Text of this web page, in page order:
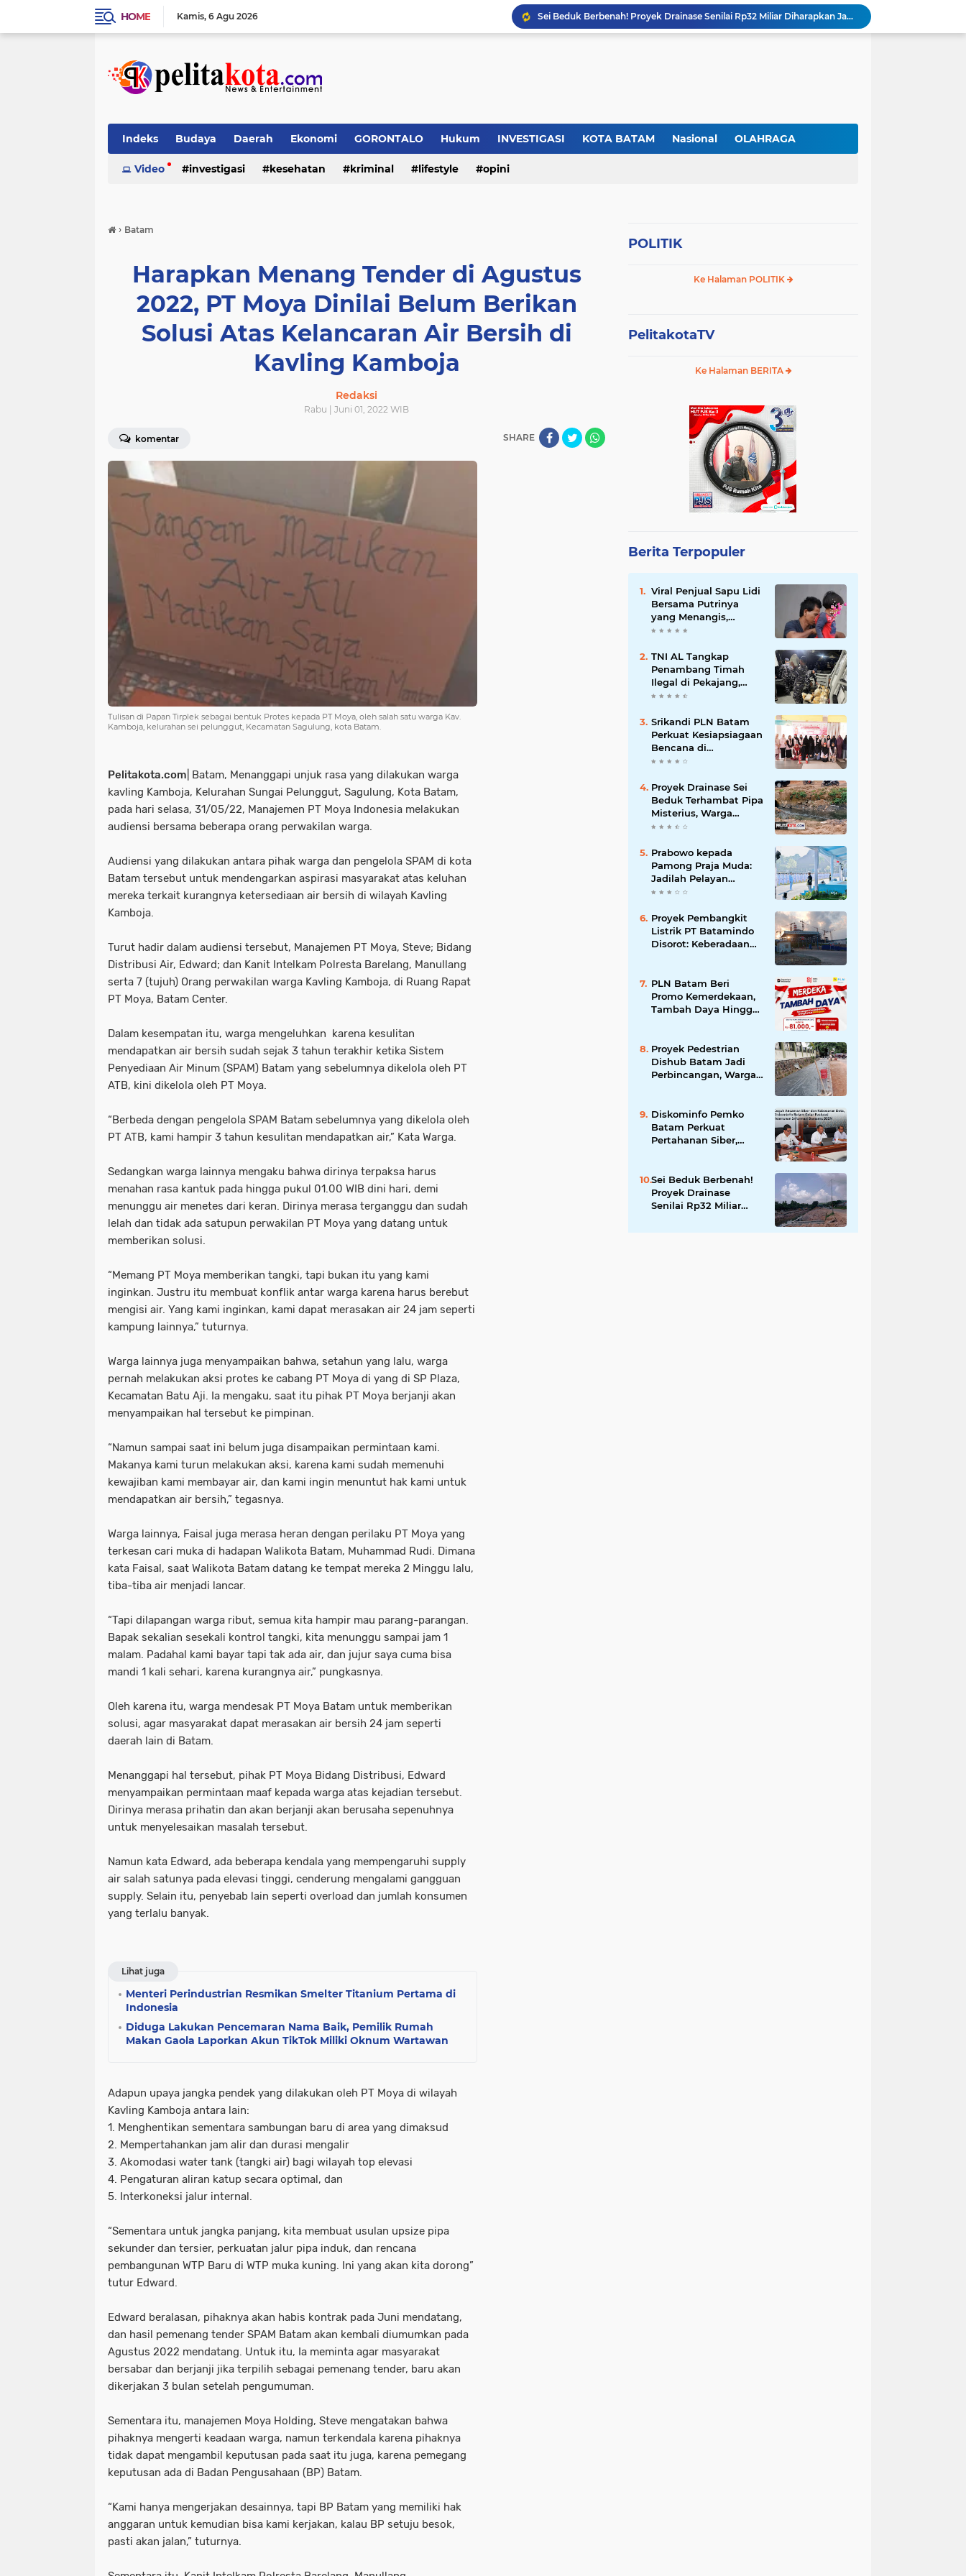
HOME Kamis 6 Agu 2026
Sei Beduk Berbenah! Proyek Drainase Senilai Rp32 Miliar Diharapkan Jadi Solusi Permanen Atasi Banjir
Viral Penjual Sapu Lidi Bersama Putrinya yang Menangis, Tamparan Keras di Tengah Maraknya Korupsi
Trotoar Baru di Depan Cammo Industrial Park Diduga Dibongkar demi Akses Ruko, Pejalan Kaki Kecewa
Indeks Budaya Daerah Ekonomi GORONTALO Hukum INVESTIGASI KOTA BATAM Nasional OLAHRAGA
Pendidikan Politik Sosial
Video investigasi kesehatan kriminal lifestyle opini
› Batam
Harapkan Menang Tender di Agustus
2022, PT Moya Dinilai Belum Berikan
Solusi Atas Kelancaran Air Bersih di
Kavling Kamboja
Redaksi
Rabu | Juni 01, 2022 WIB
komentar SHARE
Tulisan di Papan Tirplek sebagai bentuk Protes kepada PT Moya, oleh salah satu warga Kav.
Kamboja, kelurahan sei pelunggut, Kecamatan Sagulung, kota Batam.
Pelitakota.com | Batam, Menanggapi unjuk rasa yang dilakukan warga
kavling Kamboja, Kelurahan Sungai Pelunggut, Sagulung, Kota Batam,
pada hari selasa, 31/05/22, Manajemen PT Moya Indonesia melakukan
audiensi bersama beberapa orang perwakilan warga.
Audiensi yang dilakukan antara pihak warga dan pengelola SPAM di kota
Batam tersebut untuk mendengarkan aspirasi masyarakat atas keluhan
mereka terkait kurangnya ketersediaan air bersih di wilayah Kavling
Kamboja.
Turut hadir dalam audiensi tersebut, Manajemen PT Moya, Steve; Bidang
Distribusi Air, Edward; dan Kanit Intelkam Polresta Barelang, Manullang
serta 7 (tujuh) Orang perwakilan warga Kavling Kamboja, di Ruang Rapat
PT Moya, Batam Center.
Dalam kesempatan itu, warga mengeluhkan karena kesulitan
mendapatkan air bersih sudah sejak 3 tahun terakhir ketika Sistem
Penyediaan Air Minum (SPAM) Batam yang sebelumnya dikelola oleh PT
ATB, kini dikelola oleh PT Moya.
“Berbeda dengan pengelola SPAM Batam sebelumnya yang dikelola oleh
PT ATB, kami hampir 3 tahun kesulitan mendapatkan air,” Kata Warga.
Sedangkan warga lainnya mengaku bahwa dirinya terpaksa harus
menahan rasa kantuk pada hingga pukul 01.00 WIB dini hari, demi
menunggu air menetes dari keran. Dirinya merasa terganggu dan sudah
lelah dan tidak ada satupun perwakilan PT Moya yang datang untuk
memberikan solusi.
“Memang PT Moya memberikan tangki, tapi bukan itu yang kami
inginkan. Justru itu membuat konflik antar warga karena harus berebut
mengisi air. Yang kami inginkan, kami dapat merasakan air 24 jam seperti
kampung lainnya,” tuturnya.
Warga lainnya juga menyampaikan bahwa, setahun yang lalu, warga
pernah melakukan aksi protes ke cabang PT Moya di yang di SP Plaza,
Kecamatan Batu Aji. Ia mengaku, saat itu pihak PT Moya berjanji akan
menyampaikan hal tersebut ke pimpinan.
“Namun sampai saat ini belum juga disampaikan permintaan kami.
Makanya kami turun melakukan aksi, karena kami sudah memenuhi
kewajiban kami membayar air, dan kami ingin menuntut hak kami untuk
mendapatkan air bersih,” tegasnya.
Warga lainnya, Faisal juga merasa heran dengan perilaku PT Moya yang
terkesan cari muka di hadapan Walikota Batam, Muhammad Rudi. Dimana
kata Faisal, saat Walikota Batam datang ke tempat mereka 2 Minggu lalu,
tiba-tiba air menjadi lancar.
“Tapi dilapangan warga ribut, semua kita hampir mau parang-parangan.
Bapak sekalian sesekali kontrol tangki, kita menunggu sampai jam 1
malam. Padahal kami bayar tapi tak ada air, dan jujur saya cuma bisa
mandi 1 kali sehari, karena kurangnya air,” pungkasnya.
Oleh karena itu, warga mendesak PT Moya Batam untuk memberikan
solusi, agar masyarakat dapat merasakan air bersih 24 jam seperti
daerah lain di Batam.
Menanggapi hal tersebut, pihak PT Moya Bidang Distribusi, Edward
menyampaikan permintaan maaf kepada warga atas kejadian tersebut.
Dirinya merasa prihatin dan akan berjanji akan berusaha sepenuhnya
untuk menyelesaikan masalah tersebut.
Namun kata Edward, ada beberapa kendala yang mempengaruhi supply
air salah satunya pada elevasi tinggi, cenderung mengalami gangguan
supply. Selain itu, penyebab lain seperti overload dan jumlah konsumen
yang terlalu banyak.
Lihat juga
Menteri Perindustrian Resmikan Smelter Titanium Pertama di
Indonesia
Diduga Lakukan Pencemaran Nama Baik, Pemilik Rumah
Makan Gaola Laporkan Akun TikTok Miliki Oknum Wartawan
Adapun upaya jangka pendek yang dilakukan oleh PT Moya di wilayah
Kavling Kamboja antara lain:
1. Menghentikan sementara sambungan baru di area yang dimaksud
2. Mempertahankan jam alir dan durasi mengalir
3. Akomodasi water tank (tangki air) bagi wilayah top elevasi
4. Pengaturan aliran katup secara optimal, dan
5. Interkoneksi jalur internal.
“Sementara untuk jangka panjang, kita membuat usulan upsize pipa
sekunder dan tersier, perkuatan jalur pipa induk, dan rencana
pembangunan WTP Baru di WTP muka kuning. Ini yang akan kita dorong”
tutur Edward.
Edward beralasan, pihaknya akan habis kontrak pada Juni mendatang,
dan hasil pemenang tender SPAM Batam akan kembali diumumkan pada
Agustus 2022 mendatang. Untuk itu, Ia meminta agar masyarakat
bersabar dan berjanji jika terpilih sebagai pemenang tender, baru akan
dikerjakan 3 bulan setelah pengumuman.
Sementara itu, manajemen Moya Holding, Steve mengatakan bahwa
pihaknya mengerti keadaan warga, namun terkendala karena pihaknya
tidak dapat mengambil keputusan pada saat itu juga, karena pemegang
keputusan ada di Badan Pengusahaan (BP) Batam.
“Kami hanya mengerjakan desainnya, tapi BP Batam yang memiliki hak
anggaran untuk kemudian bisa kami kerjakan, kalau BP setuju besok,
pasti akan jalan,” tuturnya.
POLITIK
Ke Halaman POLITIK
PelitakotaTV
Ke Halaman BERITA
Berita Terpopuler
Viral Penjual Sapu Lidi
Bersama Putrinya
yang Menangis,
Tamparan Keras di
Korupsi
TNI AL Tangkap
Penambang Timah
Ilegal di Pekajang,
Diharapkan Ungkap
Dalang Utama
Srikandi PLN Batam
Perkuat Kesiapsiagaan
Bencana di
Lingkungan
APAR dan Rambu K3
Proyek Drainase Sei
Beduk Terhambat Pipa
Misterius, Warga
Desak Pemerintah
Air
Prabowo kepada
Pamong Praja Muda:
Jadilah Pelayan
Rakyat yang Jujur,
Korupsi
Proyek Pembangkit
Listrik PT Batamindo
Disorot: Keberadaan
Wartawan Jadi
Perhatian
PLN Batam Beri
Promo Kemerdekaan,
Tambah Daya Hingga
Proyek Pedestrian
Dishub Batam Jadi
Perbincangan, Warga
Penggunaan APBD
Diskominfo Pemko
Batam Perkuat
Pertahanan Siber,
Informasi Pemerintah
Sei Beduk Berbenah!
Proyek Drainase
Senilai Rp32 Miliar